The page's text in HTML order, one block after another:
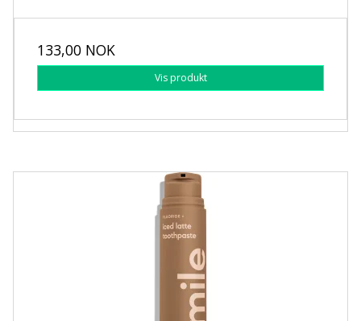
133,00 NOK
Vis produkt